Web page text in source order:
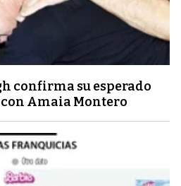
confirma su esperado
Amaia Montero